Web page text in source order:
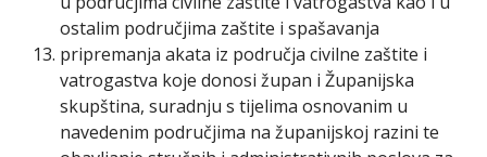
ostalim područjima zaštite i spašavanja
pripremanja akata iz područja civilne zaštite i
vatrogastva koje donosi župan i Županijska
skupština, suradnju s tijelima osnovanim u
navedenim područjima na županijskoj razini te